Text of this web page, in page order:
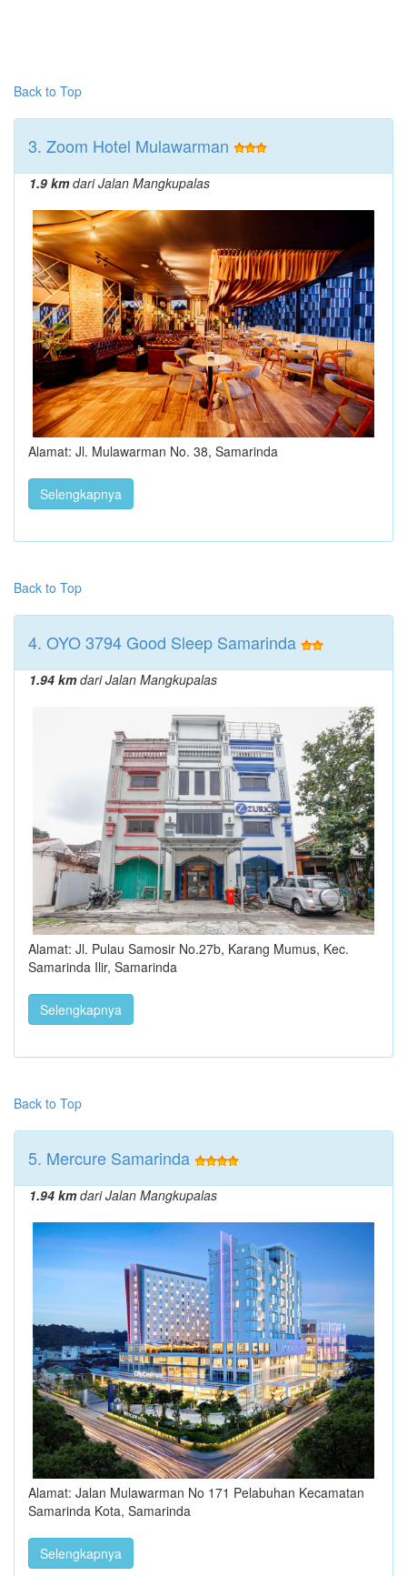
Back to Top
3. Zoom Hotel Mulawarman
1.9 kmdari Jalan Mangkupalas
Alamat: Jl. Mulawarman No. 38, Samarinda
Selengkapnya
Back to Top
4. OYO 3794 Good Sleep Samarinda
1.94 kmdari Jalan Mangkupalas
Alamat: Jl. Pulau Samosir No.27b, Karang Mumus, Kec.
Samarinda Ilir, Samarinda
Selengkapnya
Back to Top
5. Mercure Samarinda
1.94 kmdari Jalan Mangkupalas
Alamat: Jalan Mulawarman No 171 Pelabuhan Kecamatan
Samarinda Kota, Samarinda
Selengkapnya